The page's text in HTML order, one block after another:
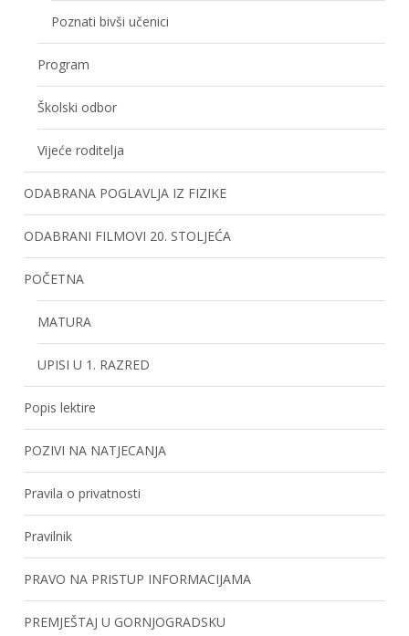
Poznati bivši učenici
Program
Školski odbor
Vijeće roditelja
ODABRANA POGLAVLJA IZ FIZIKE
ODABRANI FILMOVI 20. STOLJEĆA
POČETNA
MATURA
UPISI U 1. RAZRED
Popis lektire
POZIVI NA NATJECANJA
Pravila o privatnosti
Pravilnik
PRAVO NA PRISTUP INFORMACIJAMA
PREMJEŠTAJ U GORNJOGRADSKU